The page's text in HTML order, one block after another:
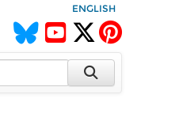
ENGLISH